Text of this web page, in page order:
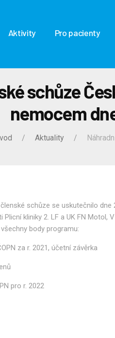
Aktivity Pro pacienty
schůze
nemocem
Aktuality
schůze se uskutečnilo dne
kliniky 2. LF a UK FN Motol,
body programu:
za r. 2021, účetní závěrka
pro r. 2022